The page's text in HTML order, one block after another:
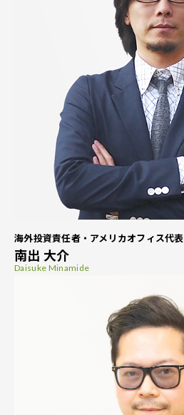
海外投資責任者・アメリカオフィス代表
南出 大介
Daisuke Minamide